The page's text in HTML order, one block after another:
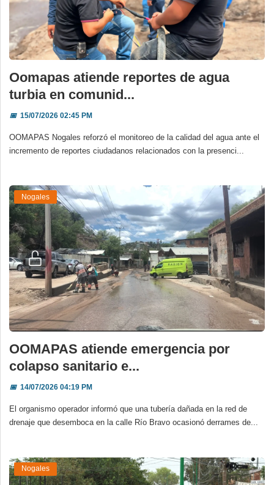
Oomapas atiende reportes de agua
turbia en comunid...
📅15/07/2026 02:45 PM
OOMAPAS Nogales reforzó el monitoreo de la calidad del agua ante el
incremento de reportes ciudadanos relacionados con la presenci...
Nogales
OOMAPAS atiende emergencia por
colapso sanitario e...
📅14/07/2026 04:19 PM
El organismo operador informó que una tubería dañada en la red de
drenaje que desemboca en la calle Río Bravo ocasionó derrames de...
Nogales